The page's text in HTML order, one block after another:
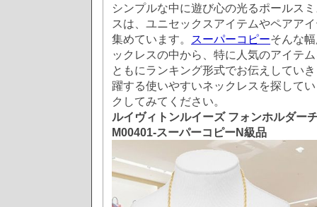
シンプルな中に遊び心の光るポールス
スは、ユニセックスアイテムやペアア
集めています。
スーパーコピーそんな
ックレスの中から、特に人気のアイテ
ともにランキング形式でお伝えしてい
躍する使いやすいネックレスを探して
クしてみてください。
ルイヴィトンルイーズ フォンホルダー
M00401-スーパーコピーN級品